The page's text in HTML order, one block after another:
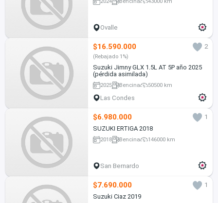
Ovalle
$16.590.000 2
(Rebajado 1%)
Suzuki Jimny GLX 1.5L AT 5P año 2025
(pérdida asimilada)
2025 Bencina 50500 km
Las Condes
$6.980.000
1
SUZUKI ERTIGA 2018
2018 Bencina 146000 km
San Bernardo
$7.690.000
1
Suzuki Ciaz 2019